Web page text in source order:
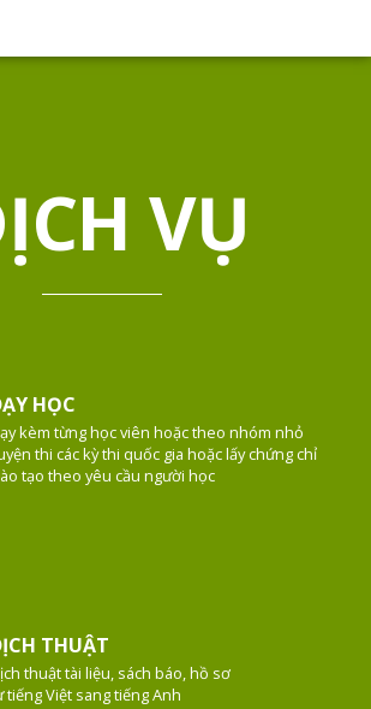
VỤ
HỌC
kèm từng học viên hoặc theo nhóm nhỏ
thi các kỳ thi quốc gia hoặc lấy chứng chỉ
tạo theo yêu cầu người học
THUẬT
thuật tài liệu, sách báo, hồ sơ
tiếng Việt sang tiếng Anh